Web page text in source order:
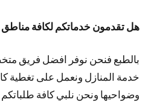
هل تقدمون خدماتكم لكافة
بالطبع فنحن نوفر افضل فريق
خدمة المنازل ونعمل على تغطية
وضواحيها ونحن نلبي كافة